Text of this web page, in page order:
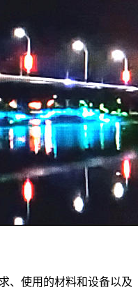
、使用的材料和设备以及